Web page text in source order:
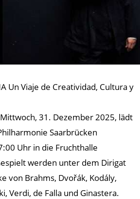
Un Viaje de Creatividad, Cultura y
31. Dezember 2025, lädt
Saarbrücken
Uhr in die Fruchthalle
werden unter dem Dirigat
von Brahms, Dvořák, Kodály,
Verdi, de Falla und Ginastera.